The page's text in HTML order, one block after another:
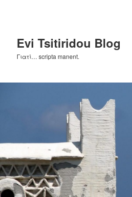
Evi Tsitiridou Blog
Γιατί… scripta manent.